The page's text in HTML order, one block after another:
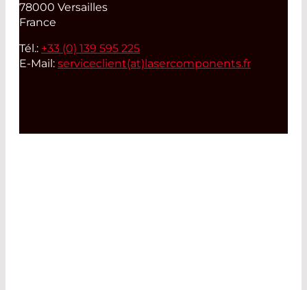
78000 Versailles
France
Tél.: +33 (0) 139 595 225
E-Mail: serviceclient(at)lasercomponents.fr